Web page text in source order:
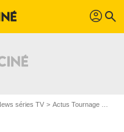
profil search
séries TV Actus Tournage Séries TV